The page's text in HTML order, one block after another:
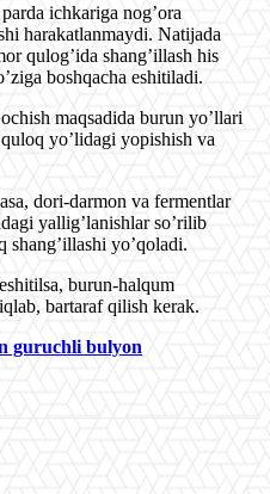
ichkariga nogʼora
harakatlanmaydi. Natijada
qulogʼida shangʼillash his
boshqacha eshitiladi.
maqsadida burun yoʼllari
yoʼlidagi yopishish va
dori-darmon va fermentlar
yalligʼlanishlar soʼrilib
yoʼqoladi.
burun-halqum
bartaraf qilish kerak.
guruchli bulyon